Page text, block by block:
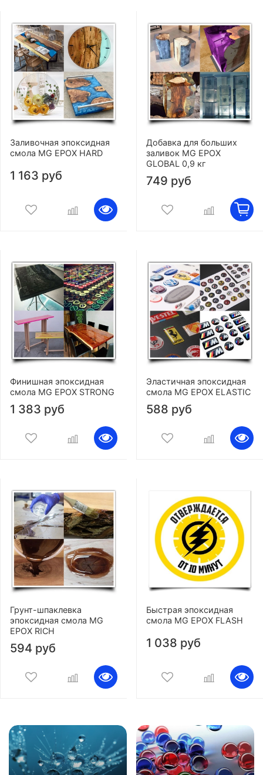
Заливочная эпоксидная
смола MG EPOX HARD
1 163 руб
Добавка для больших
заливок MG EPOX
GLOBAL 0,9 кг
749 руб
Финишная эпоксидная
смола MG EPOX STRONG
1 383 руб
Эластичная эпоксидная
смола MG EPOX ELASTIC
588 руб
Грунт-шпаклевка
эпоксидная смола MG
EPOX RICH
594 руб
Быстрая эпоксидная
смола MG EPOX FLASH
1 038 руб